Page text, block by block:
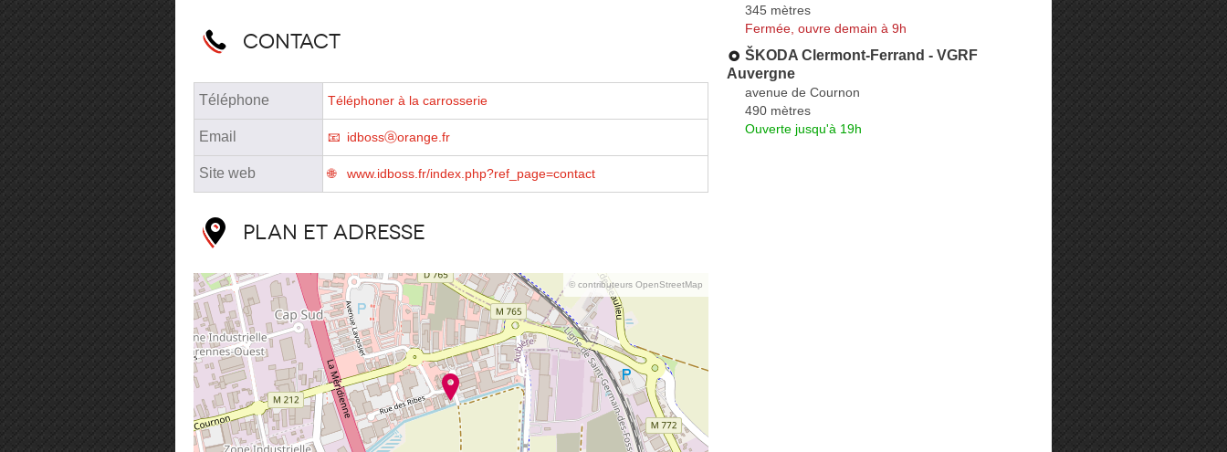
Contact
Téléphone Téléphoner à la carrosserie
Email idbossⓐorange.fr
Site web www.idboss.fr/index.php?ref_page=contact
Plan et adresse
© contributeurs OpenStreetMap
345 mètres
Fermée, ouvre demain à 9h
ŠKODA Clermont-Ferrand - VGRF
Auvergne
avenue de Cournon
490 mètres
Ouverte jusqu'à 19h